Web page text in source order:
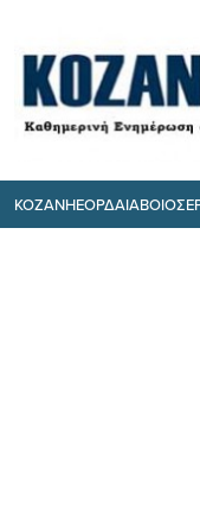
ΚΟΖΑΝΗΕΟΡΔΑΙΑΒΟΙΟ